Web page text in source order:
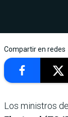
Compartir en redes
Los ministros del